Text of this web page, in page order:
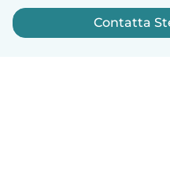
Contatta